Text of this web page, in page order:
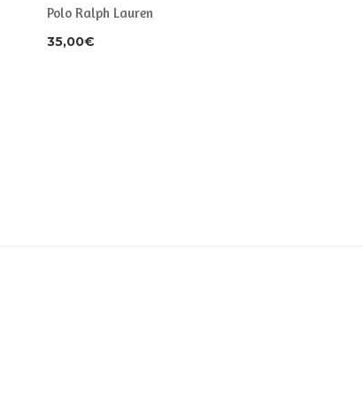
Polo Ralph Lauren
35,00€